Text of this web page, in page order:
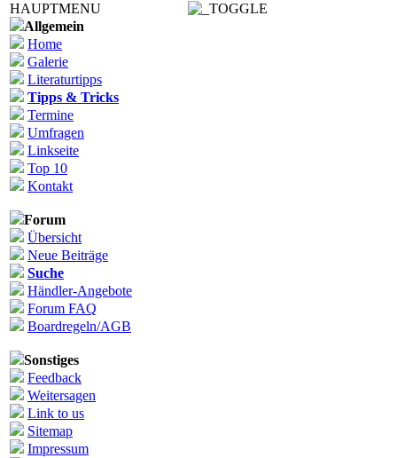
HAUPTMENU
Allgemein
Home
Galerie
Literaturtipps
Tipps & Tricks
Termine
Umfragen
Linkseite
Top 10
Kontakt
Forum
Übersicht
Neue Beiträge
Suche
Händler-Angebote
Forum FAQ
Boardregeln/AGB
Sonstiges
Feedback
Weitersagen
Link to us
Sitemap
Impressum